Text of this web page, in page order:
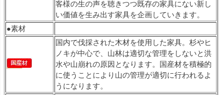
客様の生の声を聴きつつ既存の家具にない新し
い価値を生み出す家具を企画していきます。
●素材
国内で伐採された木材を使用した家具。杉やヒ
ノキが中心で、山林は適切な管理をしないと洪
水や山崩れの原因となります。国産材を積極的
に使うことにより山の管理が適切に行われるよ
うになります。